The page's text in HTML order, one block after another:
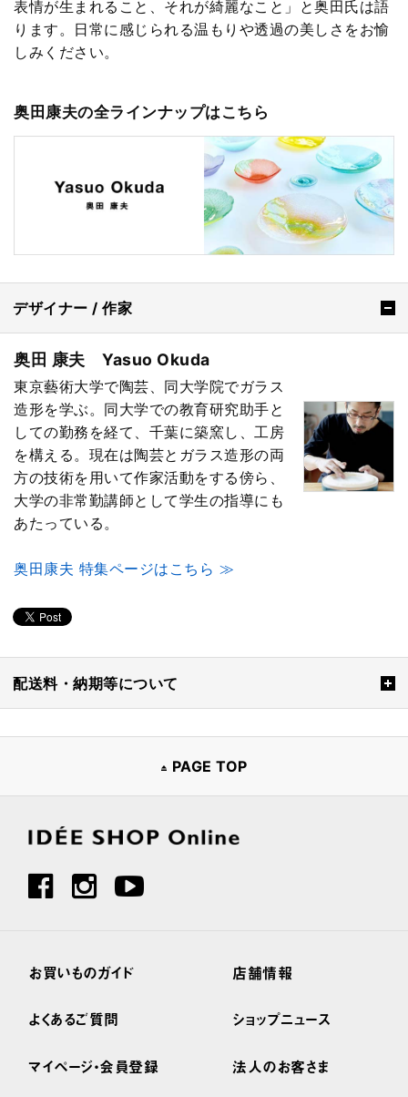
表情が生まれること、それが綺麗なこと」と奥田氏は語
ります。日常に感じられる温もりや透過の美しさをお愉
しみください。
奥田康夫の全ラインナップはこちら
デザイナー / 作家
奥田 康夫 Yasuo Okuda
東京藝術大学で陶芸、同大学院でガラス
造形を学ぶ。同大学での教育研究助手と
しての勤務を経て、千葉に築窯し、工房
を構える。現在は陶芸とガラス造形の両
方の技術を用いて作家活動をする傍ら、
大学の非常勤講師として学生の指導にも
あたっている。
奥田康夫 特集ページはこちら ≫
配送料・納期等について
PAGE TOP
お買いものガイド
よくあるご質問
マイページ・会員登録
店舗情報
ショップニュース
法人のお客さま